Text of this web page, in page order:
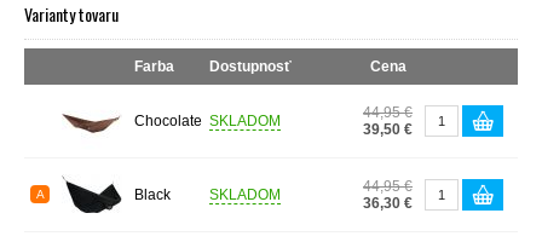
Varianty tovaru
Farba Dostupnosť Cena
Chocolate SKLADOM
44,95 €
39,50 €
A Black SKLADOM
44,95 €
36,30 €